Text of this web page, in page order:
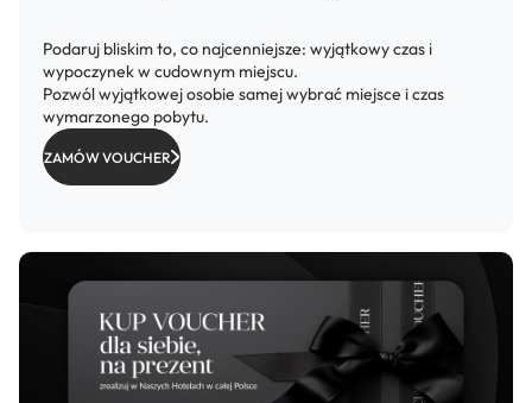
Podaruj bliskim to, co najcenniejsze: wyjątkowy czas i
wypoczynek w cudownym miejscu.
Pozwól wyjątkowej osobie samej wybrać miejsce i czas
wymarzonego pobytu.
ZAMÓW VOUCHER